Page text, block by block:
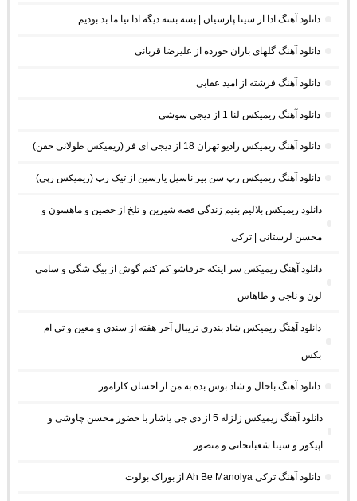
دانلود آهنگ ادا از سینا پارسیان | بسه بسه دیگه ادا نیا ما بد بودیم
دانلود آهنگ گلهای باران خورده از علیرضا قربانی
دانلود آهنگ فرشته از امید عقابی
دانلود آهنگ ریمیکس لنا 1 از دیجی سوشی
دانلود آهنگ ریمیکس رادیو تهران 18 از دیجی ای فر (ریمیکس طولانی خفن)
دانلود آهنگ ریمیکس رپ سن بیر ناسیل یارسین از تیک رپ (ریمیکس رپی)
دانلود ریمیکس بلالیم بنیم زندگی قصه شیرین و تلخ از حصین و ماهسون و
محسن لرستانی | ترکی
دانلود آهنگ ریمیکس سر اینکه حرفاشو کم کنم گوش از بیگ شگی و سامی
لون و ناجی و طاهاس
دانلود آهنگ ریمیکس شاد بندری تریبال آخر هفته از سندی و معین و تی ام
بکس
دانلود آهنگ باحال و شاد بوس بده به من از احسان کاراموز
دانلود آهنگ ریمیکس زلزله 5 از دی جی یاشار با حضور محسن چاوشی و
اپیکور و سینا شعبانخانی و منصور
دانلود آهنگ ترکی Ah Be Manolya از بوراک بولوت